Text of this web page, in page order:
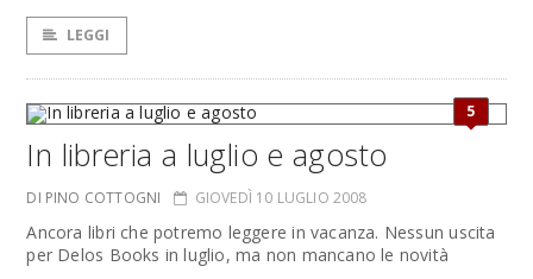
LEGGI
5
In libreria a luglio e agosto
DI PINO COTTOGNI GIOVEDÌ 10 LUGLIO 2008
Ancora libri che potremo leggere in vacanza. Nessun uscita
per Delos Books in luglio, ma non mancano le novità